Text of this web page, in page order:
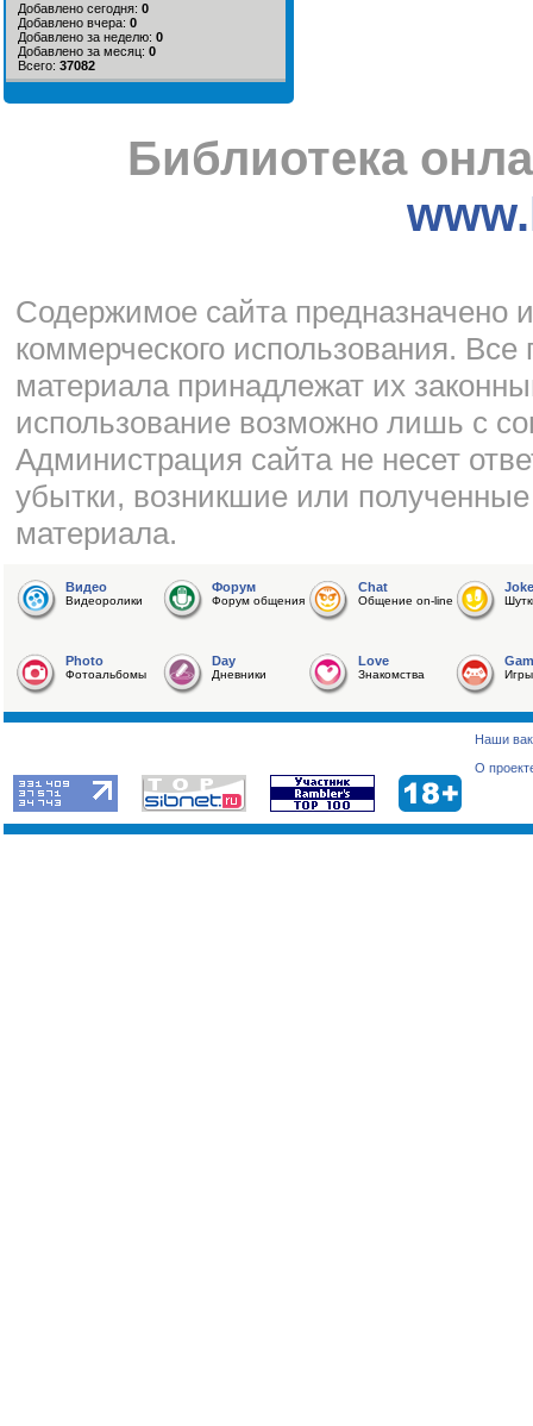
Добавлено сегодня: 0
Добавлено вчера: 0
Добавлено за неделю: 0
Добавлено за месяц: 0
Всего: 37082
Библиотека
Cодержимое сайта предназначено
коммерческого использования.
материала принадлежат их
использование возможно лишь с
Администрация сайта не несет
убытки, возникшие или
материала.
Видео
Видеоролики
Форум
Форум общения
Chat
Общение on-line
Joke
Photo
Фотоальбомы
Day
Дневники
Love
Знакомства Игры
Наши
О